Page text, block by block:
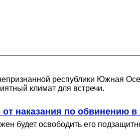
республики Южная
климат для встречи.
наказания по обвинению
будет освободить его